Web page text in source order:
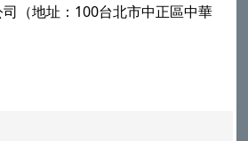
（地址：100台北市中正區中華